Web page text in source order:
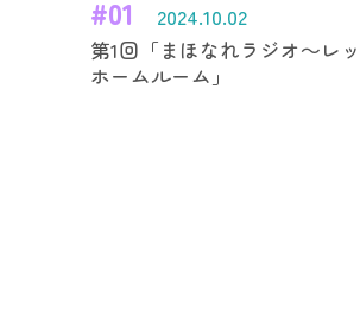
#01
2024.10.02
第1回「まほなれラジオ～レ
ホームルーム」